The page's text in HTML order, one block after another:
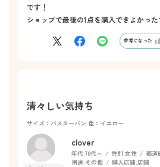
です！
ショップで最後の1点を購入できよかった
参考になった
清々しい気持ち
サイズ：バスターバン 色：イエロー
clover
年代:70代～ 性別:女性 都道
用途:その他 購入店舗:店舗